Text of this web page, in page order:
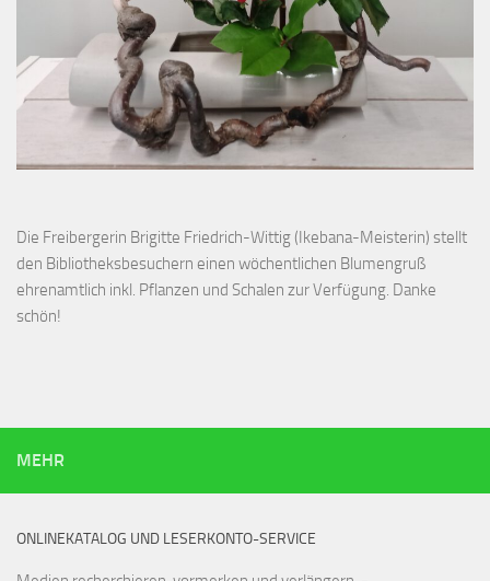
Die Freibergerin Brigitte Friedrich-Wittig (Ikebana-Meisterin) stellt
den Bibliotheksbesuchern einen wöchentlichen Blumengruß
ehrenamtlich inkl. Pflanzen und Schalen zur Verfügung. Danke
schön!
MEHR
ONLINEKATALOG UND LESERKONTO-SERVICE